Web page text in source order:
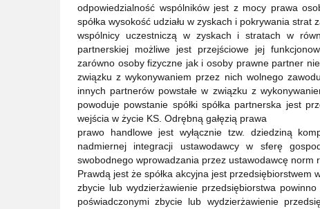
odpowiedzialność wspólników jest z mocy prawa
spółka wysokość udziału w zyskach i pokrywania strat
wspólnicy uczestniczą w zyskach i stratach w
partnerskiej możliwe jest przejściowe jej
zarówno osoby fizyczne jak i osoby prawne partner
związku z wykonywaniem przez nich wolnego
innych partnerów powstałe w związku z
powoduje powstanie spółki spółka partnerska jest
wejścia w życie KS. Odrębną gałęzią prawa
prawo handlowe jest wyłącznie tzw. dziedziną
nadmiernej integracji ustawodawcy w sferę
swobodnego wprowadzania przez ustawodawcę norm
Prawdą jest że spółka akcyjna jest przedsiębiorstwem
zbycie lub wydzierżawienie przedsiębiorstwa
poświadczonymi zbycie lub wydzierżawienie